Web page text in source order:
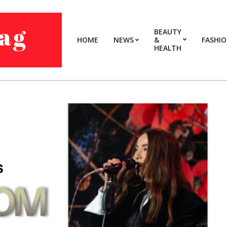
HOME NEWS
BEAUTY
&
HEALTH